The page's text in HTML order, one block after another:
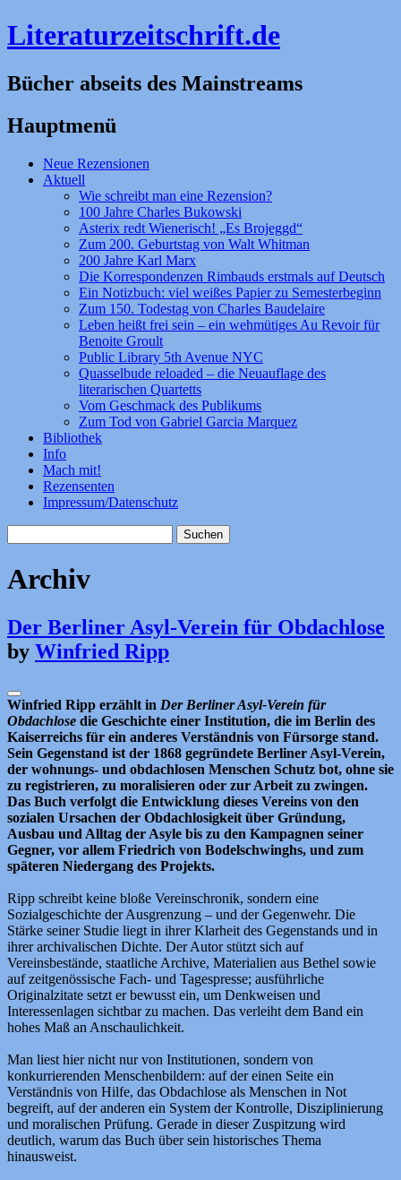
Literaturzeitschrift.de
Bücher abseits des Mainstreams
Hauptmenü
Zum
Inhalt
Neue Rezensionen
Aktuell
Wie schreibt man eine Rezension?
100 Jahre Charles Bukowski
Asterix redt Wienerisch! „Es Brojeggd“
Zum 200. Geburtstag von Walt Whitman
200 Jahre Karl Marx
Die Korrespondenzen Rimbauds erstmals auf Deutsch
Ein Notizbuch: viel weißes Papier zu Semesterbeginn
Zum 150. Todestag von Charles Baudelaire
Leben heißt frei sein – ein wehmütiges Au Revoir für
Benoite Groult
Public Library 5th Avenue NYC
Quasselbude reloaded – die Neuauflage des
literarischen Quartetts
Vom Geschmack des Publikums
Zum Tod von Gabriel Garcia Marquez
Bibliothek
Info
Mach mit!
Rezensenten
Impressum/Datenschutz
nach:
Archiv
Der Berliner Asyl-Verein für Obdachlose
by Winfried Ripp
Winfried Ripp erzählt in Der Berliner Asyl-Verein für
Obdachlose die Geschichte einer Institution, die im Berlin des
Kaiserreichs für ein anderes Verständnis von Fürsorge stand.
Sein Gegenstand ist der 1868 gegründete Berliner Asyl-Verein,
der wohnungs- und obdachlosen Menschen Schutz bot, ohne sie
zu registrieren, zu moralisieren oder zur Arbeit zu zwingen.
Das Buch verfolgt die Entwicklung dieses Vereins von den
sozialen Ursachen der Obdachlosigkeit über Gründung,
Ausbau und Alltag der Asyle bis zu den Kampagnen seiner
Gegner, vor allem Friedrich von Bodelschwinghs, und zum
späteren Niedergang des Projekts.
Ripp schreibt keine bloße Vereinschronik, sondern eine
Sozialgeschichte der Ausgrenzung – und der Gegenwehr. Die
Stärke seiner Studie liegt in ihrer Klarheit des Gegenstands und in
ihrer archivalischen Dichte. Der Autor stützt sich auf
Vereinsbestände, staatliche Archive, Materialien aus Bethel sowie
auf zeitgenössische Fach- und Tagespresse; ausführliche
Originalzitate setzt er bewusst ein, um Denkweisen und
Interessenlagen sichtbar zu machen. Das verleiht dem Band ein
hohes Maß an Anschaulichkeit.
Man liest hier nicht nur von Institutionen, sondern von
konkurrierenden Menschenbildern: auf der einen Seite ein
Verständnis von Hilfe, das Obdachlose als Menschen in Not
begreift, auf der anderen ein System der Kontrolle, Disziplinierung
und moralischen Prüfung. Gerade in dieser Zuspitzung wird
deutlich, warum das Buch über sein historisches Thema
hinausweist.